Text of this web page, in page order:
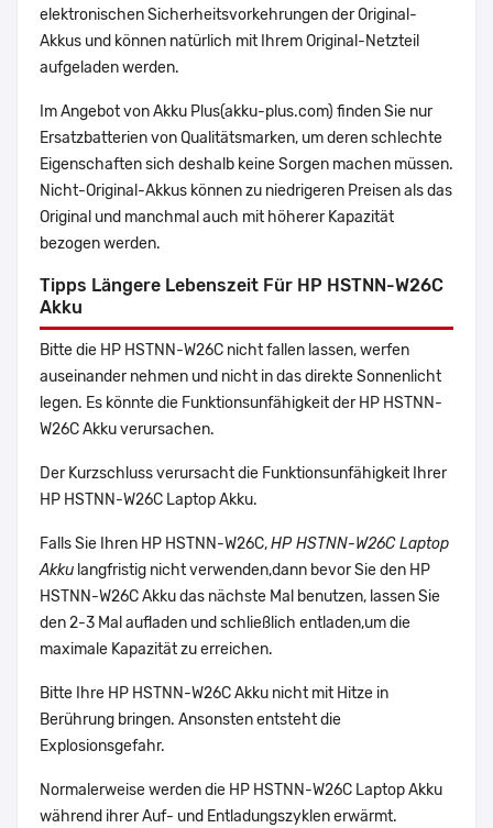
elektronischen Sicherheitsvorkehrungen der Original-
Akkus und können natürlich mit Ihrem Original-Netzteil
aufgeladen werden.
Im Angebot von Akku Plus(akku-plus.com) finden Sie nur
Ersatzbatterien von Qualitätsmarken, um deren schlechte
Eigenschaften sich deshalb keine Sorgen machen müssen.
Nicht-Original-Akkus können zu niedrigeren Preisen als das
Original und manchmal auch mit höherer Kapazität
bezogen werden.
Tipps Längere Lebenszeit Für HP HSTNN-W26C
Akku
Bitte die HP HSTNN-W26C nicht fallen lassen, werfen
auseinander nehmen und nicht in das direkte Sonnenlicht
legen. Es könnte die Funktionsunfähigkeit der HP HSTNN-
W26C Akku verursachen.
Der Kurzschluss verursacht die Funktionsunfähigkeit Ihrer
HP HSTNN-W26C Laptop Akku.
Falls Sie Ihren HP HSTNN-W26C,HP HSTNN-W26C Laptop
Akku langfristig nicht verwenden,dann bevor Sie den HP
HSTNN-W26C Akku das nächste Mal benutzen, lassen Sie
den 2-3 Mal aufladen und schließlich entladen,um die
maximale Kapazität zu erreichen.
Bitte Ihre HP HSTNN-W26C Akku nicht mit Hitze in
Berührung bringen. Ansonsten entsteht die
Explosionsgefahr.
Normalerweise werden die HP HSTNN-W26C Laptop Akku
während ihrer Auf- und Entladungszyklen erwärmt.